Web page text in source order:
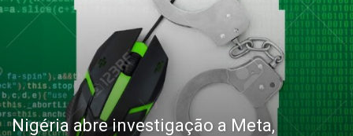
Nigéria abre investigação a Meta,